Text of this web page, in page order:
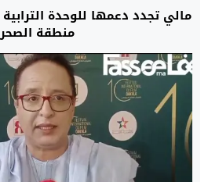
مالي تجدد دعمها للوحدة
منطقة